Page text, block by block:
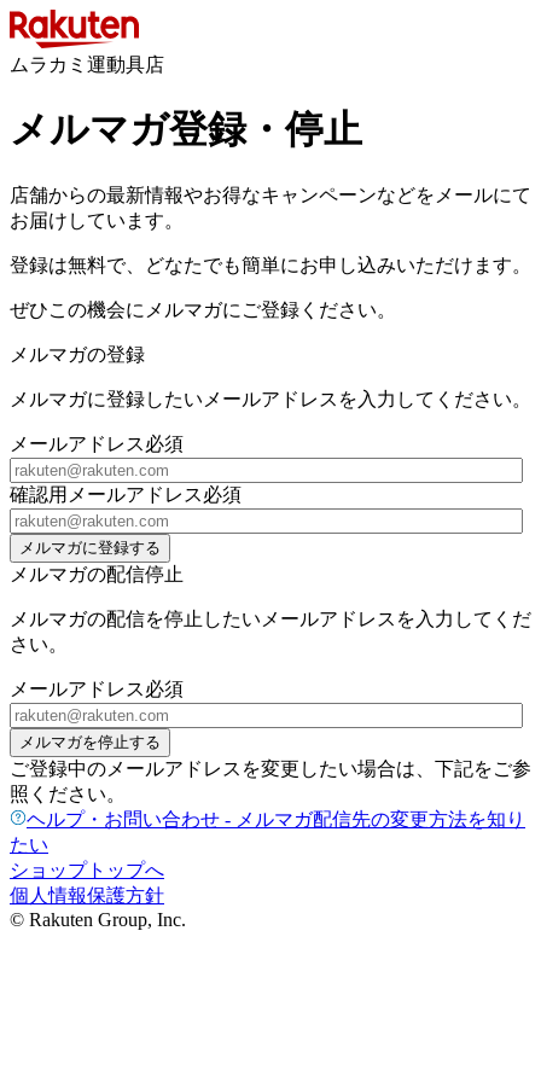
ムラカミ運動具店
メルマガ登録・停止
店舗からの最新情報やお得なキャンペーンなどをメールにて
お届けしています。
登録は無料で、どなたでも簡単にお申し込みいただけます。
ぜひこの機会にメルマガにご登録ください。
メルマガの登録
メルマガに登録したいメールアドレスを入力してください。
メールアドレス必須
確認用メールアドレス必須
メルマガに登録する
メルマガの配信停止
メルマガの配信を停止したいメールアドレスを入力してくだ
さい。
メールアドレス必須
メルマガを停止する
ご登録中のメールアドレスを変更したい場合は、下記をご参
照ください。
ヘルプ・お問い合わせ - メルマガ配信先の変更方法を知り
たい
ショップトップへ
個人情報保護方針
© Rakuten Group, Inc.